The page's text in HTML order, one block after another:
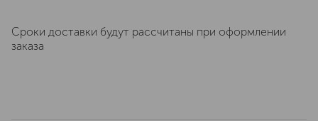
Сроки доставки будут рассчитаны при оформлении
заказа